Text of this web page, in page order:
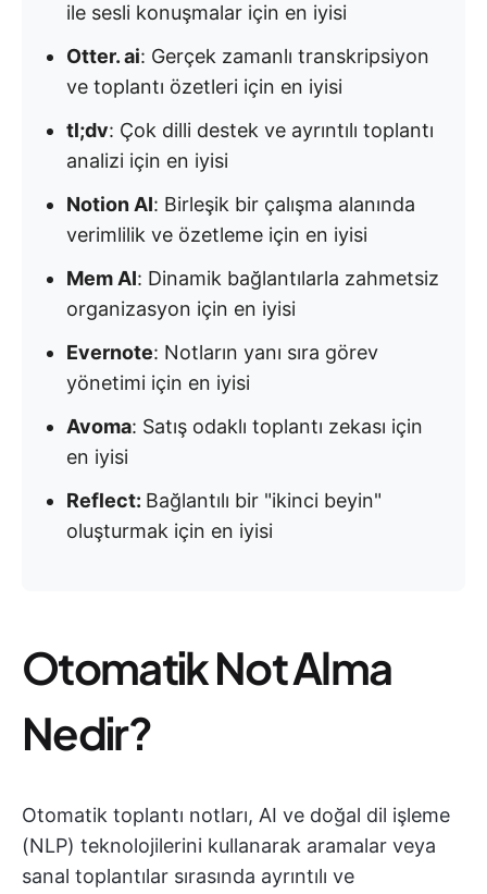
ile sesli konuşmalar için en iyisi
Otter. ai: Gerçek zamanlı transkripsiyon
ve toplantı özetleri için en iyisi
tl;dv: Çok dilli destek ve ayrıntılı toplantı
analizi için en iyisi
Notion AI: Birleşik bir çalışma alanında
verimlilik ve özetleme için en iyisi
Mem AI: Dinamik bağlantılarla zahmetsiz
organizasyon için en iyisi
Evernote: Notların yanı sıra görev
yönetimi için en iyisi
Avoma: Satış odaklı toplantı zekası için
en iyisi
Reflect: Bağlantılı bir "ikinci beyin"
oluşturmak için en iyisi
Otomatik Not Alma
Nedir?
Otomatik toplantı notları, AI ve doğal dil işleme
(NLP) teknolojilerini kullanarak aramalar veya
sanal toplantılar sırasında ayrıntılı ve